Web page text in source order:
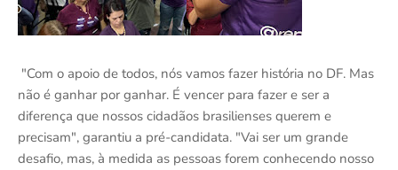
"Com o apoio de todos, nós vamos fazer história no DF. Mas
não é ganhar por ganhar. É vencer para fazer e ser a
diferença que nossos cidadãos brasilienses querem e
precisam", garantiu a pré-candidata. "Vai ser um grande
desafio, mas, à medida as pessoas forem conhecendo nosso